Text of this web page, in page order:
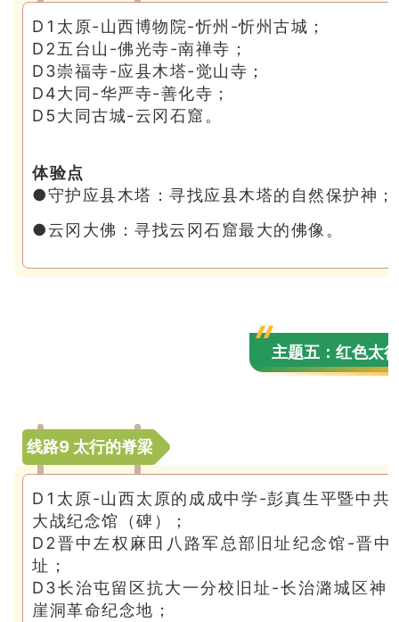
D1太原-山西博物院-忻州-忻州古城；
D2五台山-佛光寺-南禅寺；
D3崇福寺-应县木塔-觉山寺；
D4大同-华严寺-善化寺；
D5大同古城-云冈石窟。
体验点
●守护应县木塔：寻找应县木塔的自然保护神；
●云冈大佛：寻找云冈石窟最大的佛像。
主题五：红色太行
线路9 太行的脊梁
D1太原-山西太原的成成中学-彭真生平暨中共
大战纪念馆（碑）；
D2晋中左权麻田八路军总部旧址纪念馆-晋
址；
D3长治屯留区抗大一分校旧址-长治潞城区神
崖洞革命纪念地；